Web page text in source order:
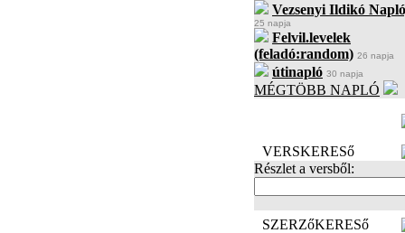
Vezsenyi Ildikó
25 napja
Felvil.levelek
(feladó:random) 26 napja
útinapló 30 napja
MÉGTÖBB NAPLÓ
VERSKERESő
Részlet a versből:
SZERZőKERESő